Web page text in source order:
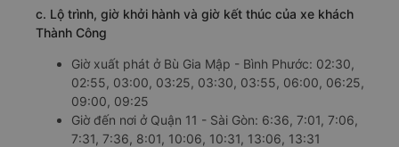
c. Lộ trình, giờ khởi hành và giờ kết thúc của xe khách
Thành Công
Giờ xuất phát ở Bù Gia Mập - Bình Phước: 02:30,
02:55, 03:00, 03:25, 03:30, 03:55, 06:00, 06:25,
09:00, 09:25
Giờ đến nơi ở Quận 11 - Sài Gòn: 6:36, 7:01, 7:06,
7:31, 7:36, 8:01, 10:06, 10:31, 13:06, 13:31